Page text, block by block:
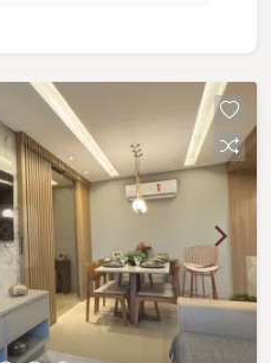
João naves de Ávila e
conta com portaria
, sauna , academia ,
, bicicletário,